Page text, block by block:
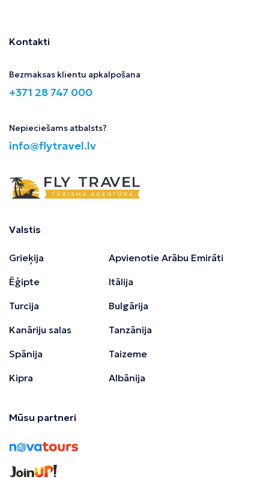
Kontakti
Bezmaksas klientu apkalpošana
+371 28 747 000
Nepieciešams atbalsts?
info@flytravel.lv
Valstis
Grieķija
Ēģipte
Turcija
Kanāriju salas
Spānija
Kipra
Apvienotie Arābu Emirāti
Itālija
Bulgārija
Tanzānija
Taizeme
Albānija
Mūsu partneri